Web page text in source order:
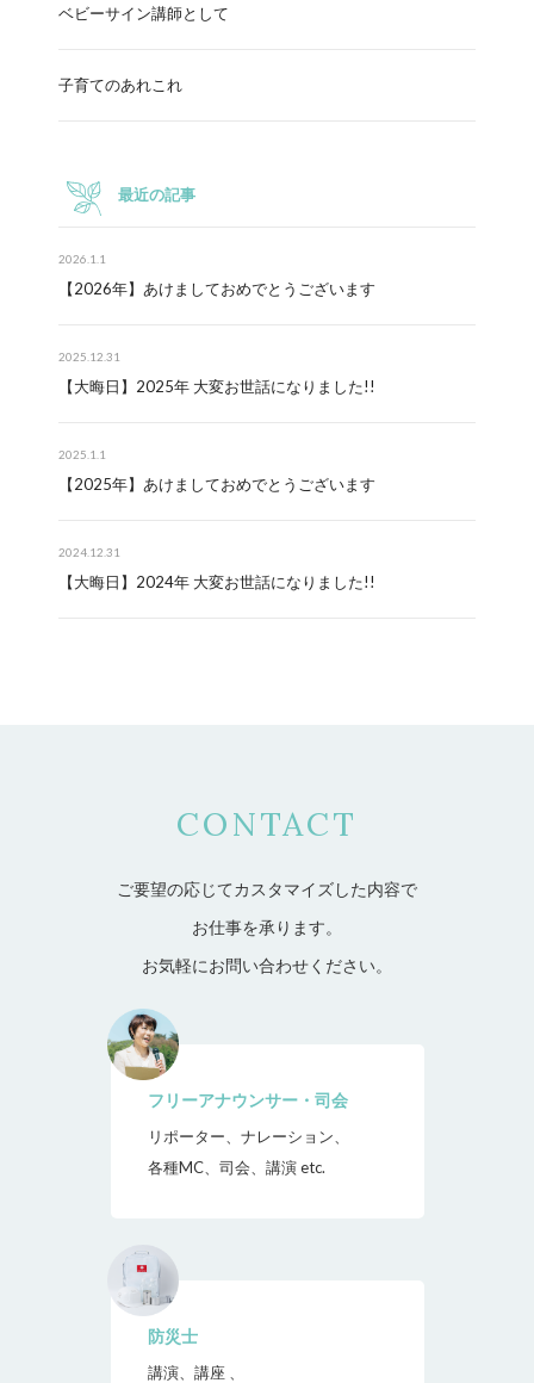
ベビーサイン講師として
子育てのあれこれ
最近の記事
2026.1.1
【2026年】あけましておめでとうございます
2025.12.31
【大晦日】2025年 大変お世話になりました!!
2025.1.1
【2025年】あけましておめでとうございます
2024.12.31
【大晦日】2024年 大変お世話になりました!!
CONTACT
ご要望の応じてカスタマイズした内容で
お仕事を承ります。
お気軽にお問い合わせください。
フリーアナウンサー・司会
リポーター、ナレーション、
各種MC、司会、講演 etc.
防災士
講演、講座 、